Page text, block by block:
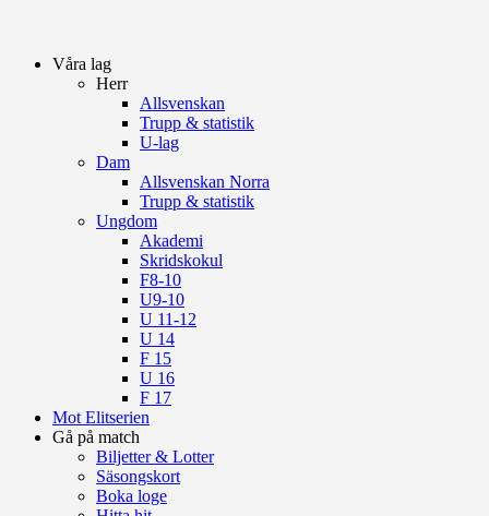
Våra lag
Herr
Allsvenskan
Trupp & statistik
U-lag
Dam
Allsvenskan Norra
Trupp & statistik
Ungdom
Akademi
Skridskokul
F8-10
U9-10
U 11-12
U 14
F 15
U 16
F 17
Mot Elitserien
Gå på match
Biljetter & Lotter
Säsongskort
Boka loge